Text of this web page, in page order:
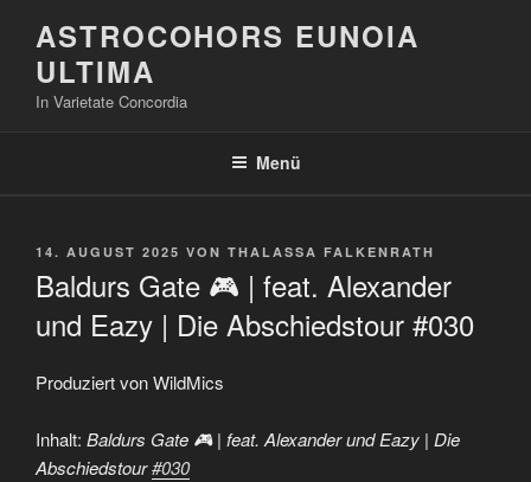
Inhalt
springen
ASTROCOHORS EUNOIA
ULTIMA
In Varietate Concordia
Menü
VERÖFFENTLICHT
14. AUGUST 2025 VON THALASSA FALKENRATH
Baldurs Gate 🎮 | feat. Alexander
und Eazy | Die Abschiedstour #030
Produziert von WildMics
Inhalt: Baldurs Gate 🎮 | feat. Alexander und Eazy | Die
Abschiedstour#030